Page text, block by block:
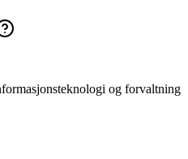
og forvaltning